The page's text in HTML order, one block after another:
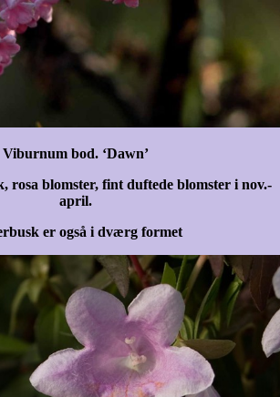
Viburnum bod. ‘Dawn’
rosa blomster, fint duftede blomster i nov.-
april.
er også i dværg formet